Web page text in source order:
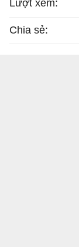
Lượt xem:
Chia sẻ: